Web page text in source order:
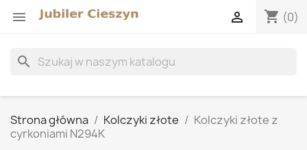
 shopping_cart (0)

search
Strona główna Kolczyki złote
Kolczyki złote z
cyrkoniami N294K